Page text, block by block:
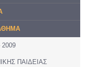
ΠΑΙΔΕΙΑΣ